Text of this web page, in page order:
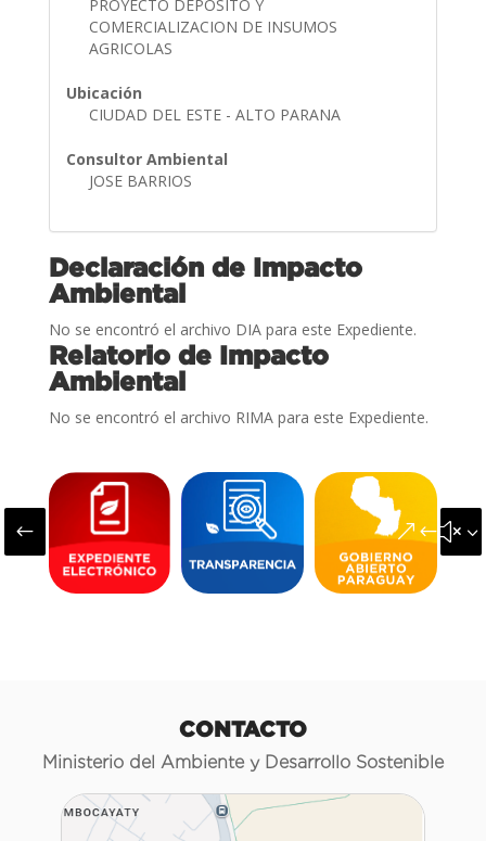
PROYECTO DEPOSITO Y
COMERCIALIZACION DE INSUMOS
AGRICOLAS
Ubicación
CIUDAD DEL ESTE - ALTO PARANA
Consultor Ambiental
JOSE BARRIOS
Declaración de Impacto
Ambiental
No se encontró el archivo DIA para este Expediente.
Relatorio de Impacto
Ambiental
No se encontró el archivo RIMA para este Expediente.
#
CONTACTO
Ministerio del Ambiente y Desarrollo Sostenible